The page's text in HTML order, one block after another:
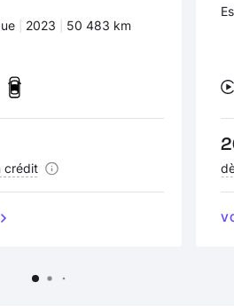
: Années :
2023 Kilomètres :
50 483 km
crédit